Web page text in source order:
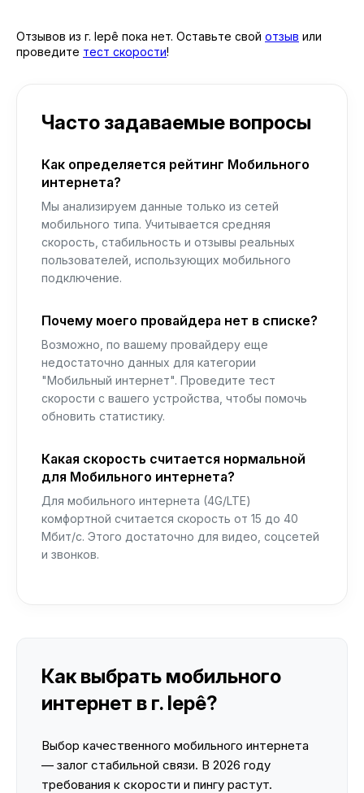
Отзывов из г. Iepê пока нет. Оставьте свой отзыв или
проведите тест скорости!
Часто задаваемые вопросы
Как определяется рейтинг Мобильного
интернета?
Мы анализируем данные только из сетей
мобильного типа. Учитывается средняя
скорость, стабильность и отзывы реальных
пользователей, использующих мобильного
подключение.
Почему моего провайдера нет в списке?
Возможно, по вашему провайдеру еще
недостаточно данных для категории
"Мобильный интернет". Проведите тест
скорости с вашего устройства, чтобы помочь
обновить статистику.
Какая скорость считается нормальной
для Мобильного интернета?
Для мобильного интернета (4G/LTE)
комфортной считается скорость от 15 до 40
Мбит/с. Этого достаточно для видео, соцсетей
и звонков.
Как выбрать мобильного
интернет в г. Iepê?
Выбор качественного мобильного интернета
— залог стабильной связи. В 2026 году
требования к скорости и пингу растут.